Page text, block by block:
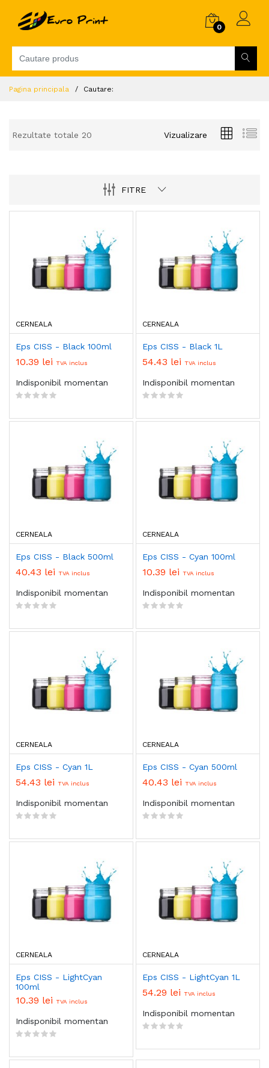
0
Pagina principala Cautare:
Rezultate totale 20 Vizualizare
FITRE
CERNEALA
Eps CISS - Black 100ml
10.39 lei TVA inclus
Indisponibil momentan
CERNEALA
Eps CISS - Black 1L
54.43 lei TVA inclus
Indisponibil momentan
CERNEALA
Eps CISS - Black 500ml
40.43 lei TVA inclus
Indisponibil momentan
CERNEALA
Eps CISS - Cyan 100ml
10.39 lei TVA inclus
Indisponibil momentan
CERNEALA
Eps CISS - Cyan 1L
54.43 lei TVA inclus
Indisponibil momentan
CERNEALA
Eps CISS - Cyan 500ml
40.43 lei TVA inclus
Indisponibil momentan
CERNEALA
Eps CISS - LightCyan
100ml
10.39 lei TVA inclus
Indisponibil momentan
CERNEALA
Eps CISS - LightCyan 1L
54.29 lei TVA inclus
Indisponibil momentan